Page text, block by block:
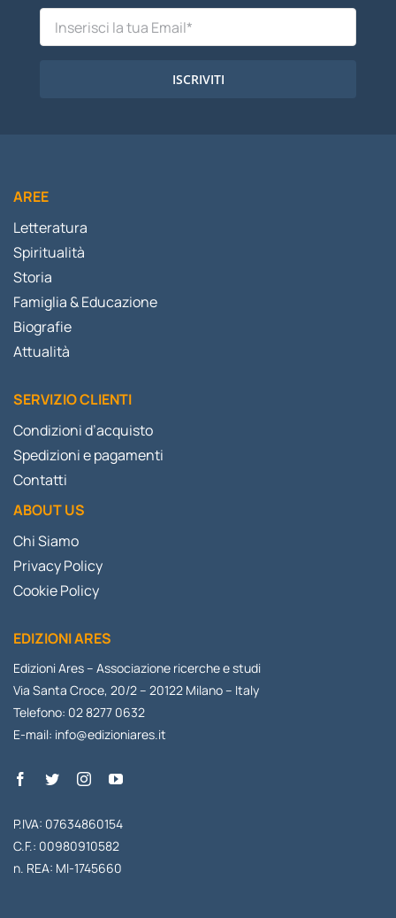
ISCRIVITI
AREE
Letteratura
Spiritualità
Storia
Famiglia & Educazione
Biografie
Attualità
SERVIZIO CLIENTI
Condizioni d’acquisto
Spedizioni e pagamenti
Contatti
ABOUT US
Chi Siamo
Privacy Policy
Cookie Policy
EDIZIONI ARES
Edizioni Ares – Associazione ricerche e studi
Via Santa Croce, 20/2 – 20122 Milano – Italy
Telefono: 02 8277 0632
E-mail: info@edizioniares.it
P.IVA: 07634860154
C.F.: 00980910582
n. REA: MI-1745660